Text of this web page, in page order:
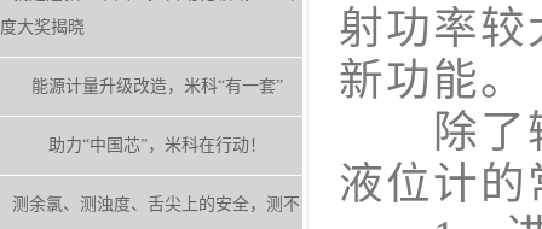
度大奖揭晓
能源计量升级改造，米科“有一套”
助力“中国芯”，米科在行动！
测余氯、测浊度、舌尖上的安全，测不
射功率
新功能。
除了输
液位计的